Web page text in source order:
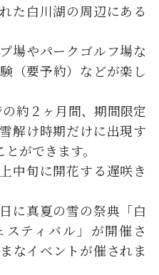
た白川湖の周辺にある
場やパークゴルフ場な
（要予約）などが楽し
約２ヶ月間、期間限定
解け時期だけに出現す
ができます。
中旬に開花する遅咲き
に真夏の雪の祭典「白
スティバル」が開催さ
なイベントが催されま